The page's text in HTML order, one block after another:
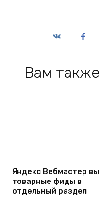
Вам
Яндекс Вебмастер
товарные фиды в
отдельный раздел